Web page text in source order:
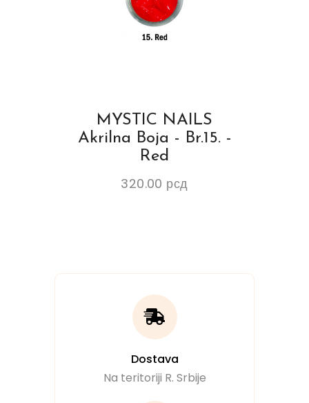
MYSTIC NAILS
Akrilna Boja - Br.15. -
Red
320.00 рсд
Dostava
Na teritoriji R. Srbije